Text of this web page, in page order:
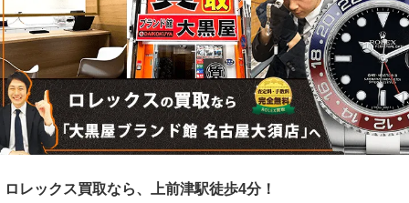
ロレックス買取なら、上前津駅徒歩4分！